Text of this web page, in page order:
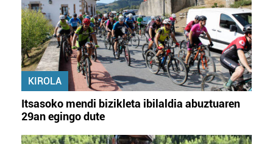
KIROLA
Itsasoko mendi bizikleta ibilaldia abuztuaren
29an egingo dute